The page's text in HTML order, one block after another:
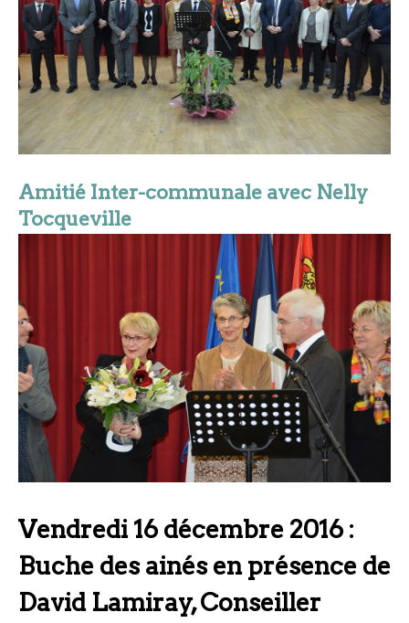
Amitié Inter-communale avec Nelly
Tocqueville
Vendredi 16 décembre 2016 :
Buche des ainés en présence de
David Lamiray, Conseiller